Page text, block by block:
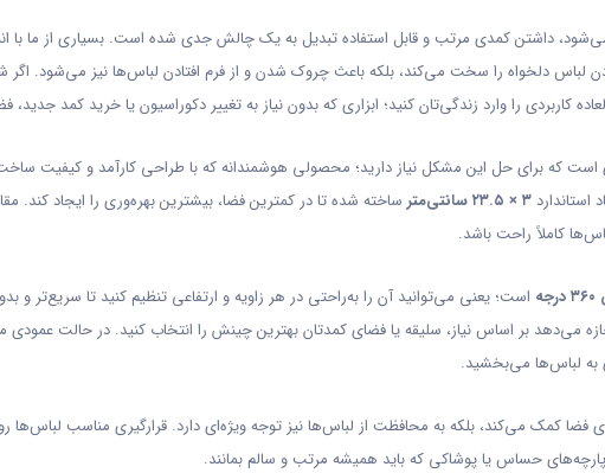
می‌شود، داشتن کمدی مرتب و قابل استفاده تبدیل به یک چالش جدی شده است. بسیاری از ما با
لباس دلخواه را سخت می‌کند، بلکه باعث چروک شدن و از فرم افتادن لباس‌ها نیز می‌شود.
کاربردی را وارد زندگی‌تان کنید؛ ابزاری که بدون نیاز به تغییر دکوراسیون یا خرید کمد جدید،
که برای حل این مشکل نیاز دارید؛ محصولی هوشمندانه که با طراحی کارآمد و کیفیت ساخت
استاندارد۳ × ۲۳.۵ سانتی‌متر
ساخته شده تا در کمترین فضا، بیشترین بهره‌وری را ایجاد کند.
کاملاً راحت باشد.
است؛ یعنی می‌توانید آن را به‌راحتی در هر زاویه و ارتفاعی تنظیم کنید تا سریع‌تر و
می‌دهد بر اساس نیاز، سلیقه یا فضای کمدتان بهترین چینش را انتخاب کنید. در حالت
به لباس‌ها می‌بخشید.
فضا کمک می‌کند، بلکه به محافظت از لباس‌ها نیز توجه ویژه‌ای دارد. قرارگیری مناسب
حساس یا پوشاکی که باید همیشه مرتب و سالم بمانند.